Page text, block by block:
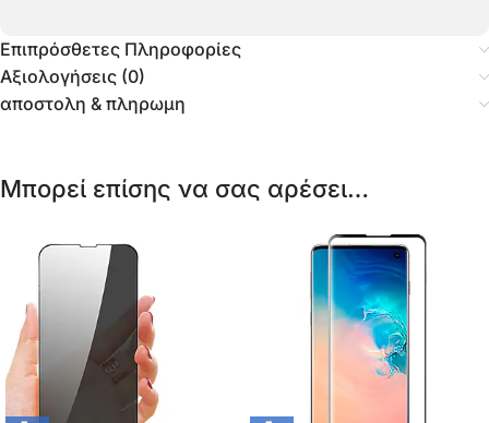
Επιπρόσθετες Πληροφορίες
Αξιολογήσεις (0)
αποστολη & πληρωμη
Μπορεί επίσης να σας αρέσει…